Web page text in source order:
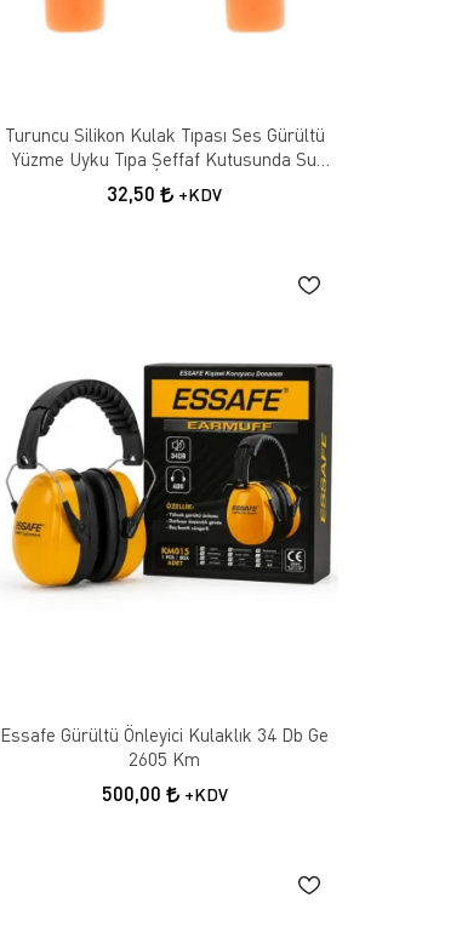
Turuncu Silikon Kulak Tıpası Ses Gürültü
Yüzme Uyku Tıpa Şeffaf Kutusunda Su
Geçirmez Tıkaç
32,50 +KDV
Essafe Gürültü Önleyici Kulaklık 34 Db Ge
2605 Km
500,00 +KDV